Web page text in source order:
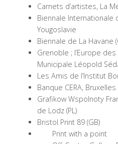
Carnets d’artistes, La
Biennale Internationale
Yougoslavie
Biennale de La Havane
Grenoble ; l’Europe
Municipale Léopold
Les Amis de l’Institut
Banque CERA, Bruxelles
Grafikow Wspolnoty
de Lodz (PL)
Bristol Print 89 (GB)
Print with a point